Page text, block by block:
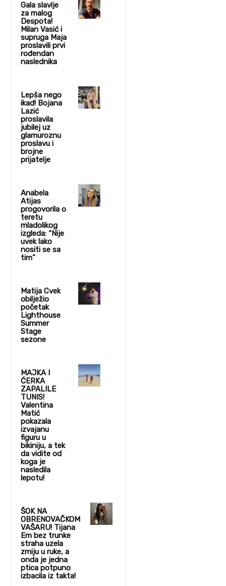
Gala slavlje
za malog
Despota!
Milan Vasić i
supruga Maja
proslavili prvi
rođendan
naslednika
Lepša nego
ikad! Bojana
Lazić
proslavila
jubilej uz
glamuroznu
proslavu i
brojne
prijatelje
Anabela
Atijas
progovorila o
teretu
mladolikog
izgleda: “Nije
uvek lako
nositi se sa
tim”
Matija Cvek
obilježio
početak
Lighthouse
Summer
Stage
sezone
MAJKA I
ĆERKA
ZAPALILE
TUNIS!
Valentina
Matić
pokazala
izvajanu
figuru u
bikiniju, a tek
da vidite od
koga je
nasledila
lepotu!
ŠOK NA
OBRENOVAČKOM
VAŠARU! Tijana
Em bez trunke
straha uzela
zmiju u ruke, a
onda je jedna
ptica potpuno
izbacila iz takta!